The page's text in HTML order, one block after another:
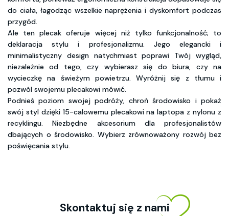
do ciała, łagodząc wszelkie naprężenia i dyskomfort podczas
przygód.
Ale ten plecak oferuje więcej niż tylko funkcjonalność; to
deklaracja stylu i profesjonalizmu. Jego elegancki i
minimalistyczny design natychmiast poprawi Twój wygląd,
niezależnie od tego, czy wybierasz się do biura, czy na
wycieczkę na świeżym powietrzu. Wyróżnij się z tłumu i
pozwól swojemu plecakowi mówić.
Podnieś poziom swojej podróży, chroń środowisko i pokaż
swój styl dzięki 15-calowemu plecakowi na laptopa z nylonu z
recyklingu. Niezbędne akcesorium dla profesjonalistów
dbających o środowisko. Wybierz zrównoważony rozwój bez
poświęcania stylu.
Skontaktuj się z nami